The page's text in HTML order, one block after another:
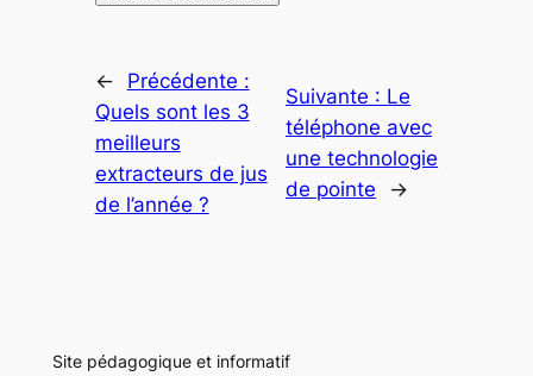
←
Précédente :
Quels sont les 3
meilleurs
extracteurs de jus
de l’année ?
Suivante : Le
téléphone avec
une technologie
de pointe
→
Site pédagogique et informatif